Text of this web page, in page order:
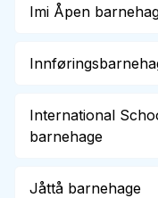
Imi Åpen
International
barnehage
Jåttå barnehage